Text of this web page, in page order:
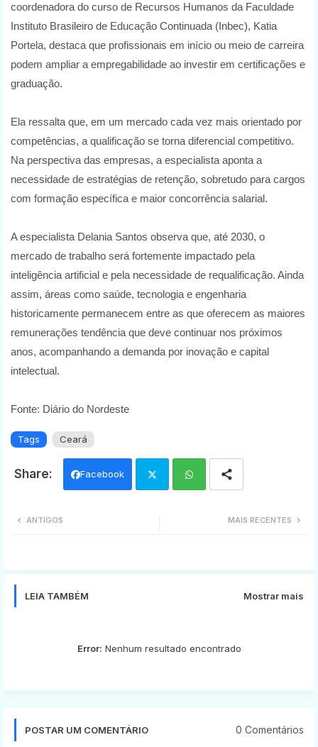
coordenadora do curso de Recursos Humanos da Faculdade
Instituto Brasileiro de Educação Continuada (Inbec), Katia
Portela, destaca que profissionais em início ou meio de carreira
podem ampliar a empregabilidade ao investir em certificações e
graduação.
Ela ressalta que, em um mercado cada vez mais orientado por
competências, a qualificação se torna diferencial competitivo.
Na perspectiva das empresas, a especialista aponta a
necessidade de estratégias de retenção, sobretudo para cargos
com formação específica e maior concorrência salarial.
A especialista Delania Santos observa que, até 2030, o
mercado de trabalho será fortemente impactado pela
inteligência artificial e pela necessidade de requalificação. Ainda
assim, áreas como saúde, tecnologia e engenharia
historicamente permanecem entre as que oferecem as maiores
remunerações tendência que deve continuar nos próximos
anos, acompanhando a demanda por inovação e capital
intelectual.
Fonte: Diário do Nordeste
Tags Ceará
Facebook
MAIS RECENTES
ANTIGOS
LEIA TAMBÉM Mostrar mais
Error: Nenhum resultado encontrado
POSTAR UM COMENTÁRIO 0 Comentários